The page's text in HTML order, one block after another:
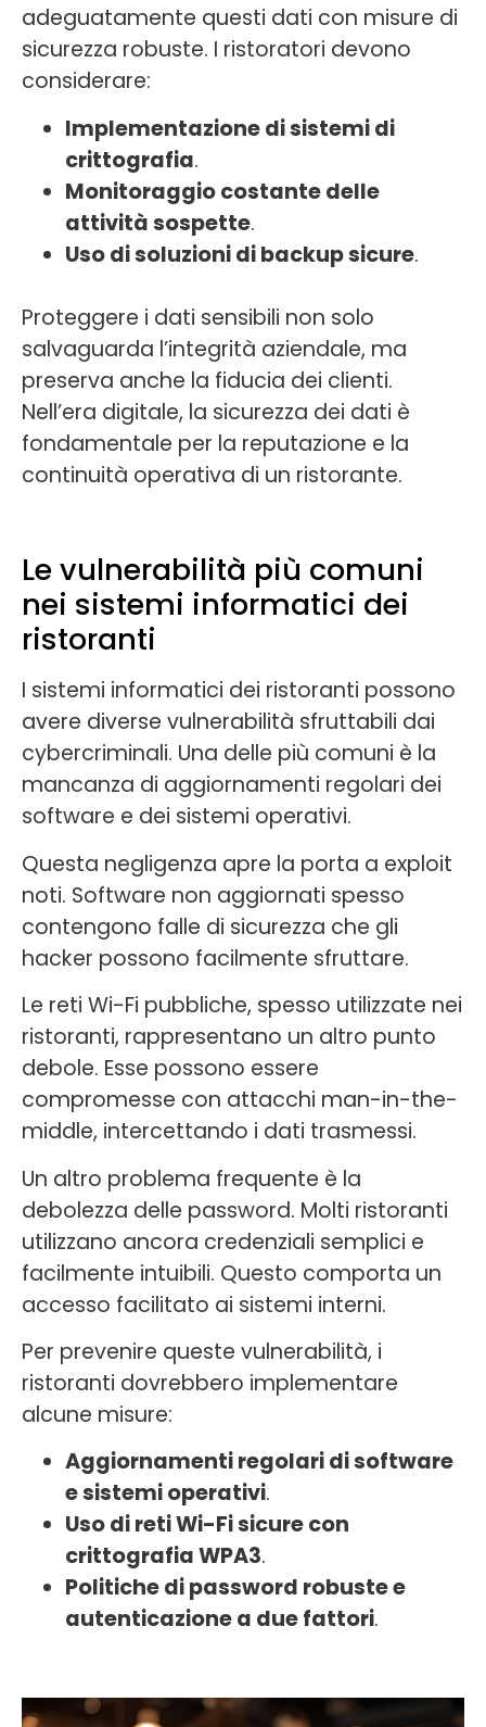
adeguatamente questi dati con misure di
sicurezza robuste. I ristoratori devono
considerare:
Implementazione di sistemi di
crittografia.
Monitoraggio costante delle
attività sospette.
Uso di soluzioni di backup sicure.
Proteggere i dati sensibili non solo
salvaguarda l’integrità aziendale, ma
preserva anche la fiducia dei clienti.
Nell’era digitale, la sicurezza dei dati è
fondamentale per la reputazione e la
continuità operativa di un ristorante.
Le vulnerabilità più comuni
nei sistemi informatici dei
ristoranti
I sistemi informatici dei ristoranti possono
avere diverse vulnerabilità sfruttabili dai
cybercriminali. Una delle più comuni è la
mancanza di aggiornamenti regolari dei
software e dei sistemi operativi.
Questa negligenza apre la porta a exploit
noti. Software non aggiornati spesso
contengono falle di sicurezza che gli
hacker possono facilmente sfruttare.
Le reti Wi-Fi pubbliche, spesso utilizzate nei
ristoranti, rappresentano un altro punto
debole. Esse possono essere
compromesse con attacchi man-in-the-
middle, intercettando i dati trasmessi.
Un altro problema frequente è la
debolezza delle password. Molti ristoranti
utilizzano ancora credenziali semplici e
facilmente intuibili. Questo comporta un
accesso facilitato ai sistemi interni.
Per prevenire queste vulnerabilità, i
ristoranti dovrebbero implementare
alcune misure:
Aggiornamenti regolari di software
e sistemi operativi.
Uso di reti Wi-Fi sicure con
crittografia WPA3.
Politiche di password robuste e
autenticazione a due fattori.